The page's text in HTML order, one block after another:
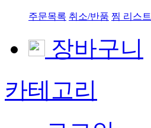
주문목록 취소/반품 찜 리스트
장바구니
카테고리